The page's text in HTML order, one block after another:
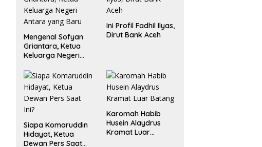
Mengenal Sofyan
Griantara, Ketua
Keluarga Negeri
Ini Profil Fadhil Ilyas,
Dirut Bank Aceh
Siapa Komaruddin
Hidayat, Ketua
Dewan Pers Saat
Karomah Habib
Husein Alaydrus
Kramat Luar